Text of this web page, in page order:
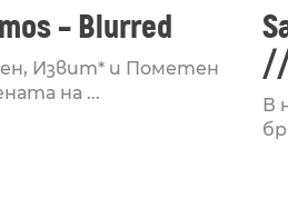
– Blurred
Извит* и Пометен
на ...
//
В